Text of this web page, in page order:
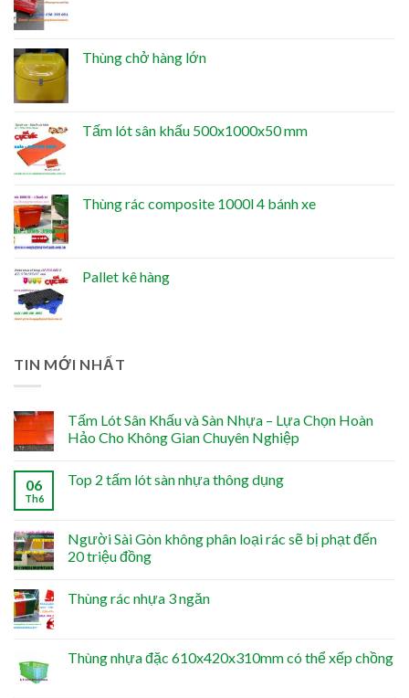
Thùng chở hàng lớn
Tấm lót sân khấu 500x1000x50 mm
Thùng rác composite 1000l 4 bánh xe
Pallet kê hàng
TIN MỚI NHẤT
Tấm Lót Sân Khấu và Sàn Nhựa – Lựa Chọn Hoàn
Hảo Cho Không Gian Chuyên Nghiệp
06
Th6
Top 2 tấm lót sàn nhựa thông dụng
Người Sài Gòn không phân loại rác sẽ bị phạt đến
20 triệu đồng
Thùng rác nhựa 3 ngăn
Thùng nhựa đặc 610x420x310mm có thể xếp chồng